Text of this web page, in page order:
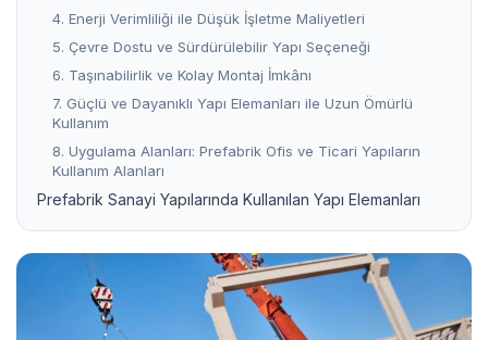
4. Enerji Verimliliği ile Düşük İşletme Maliyetleri
5. Çevre Dostu ve Sürdürülebilir Yapı Seçeneği
6. Taşınabilirlik ve Kolay Montaj İmkânı
7. Güçlü ve Dayanıklı Yapı Elemanları ile Uzun Ömürlü
Kullanım
8. Uygulama Alanları: Prefabrik Ofis ve Ticari Yapıların
Kullanım Alanları
Prefabrik Sanayi Yapılarında Kullanılan Yapı Elemanları